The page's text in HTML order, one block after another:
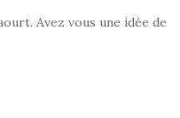
Avez vous une idée de